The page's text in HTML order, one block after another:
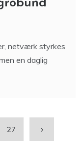
netværk styrkes
en daglig
27